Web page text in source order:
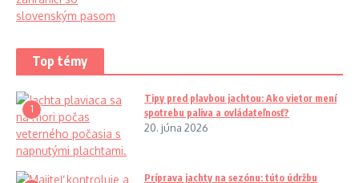
Top témy
1
Tipy pred plavbou jachtou: Ako vietor mení
spotrebu paliva a ovládateľnosť?
20. júna 2026
Príprava jachty na sezónu: túto údržbu